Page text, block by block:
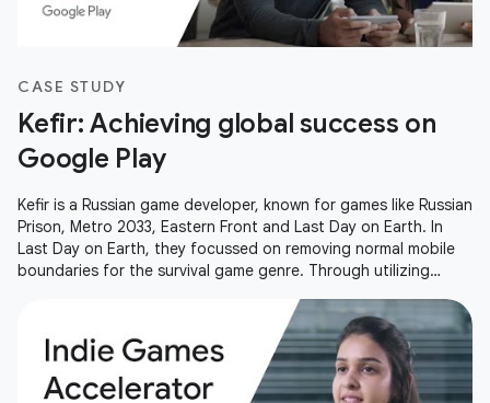
CASE STUDY
Kefir: Achieving global success on
Google Play
Kefir is a Russian game developer, known for games like Russian
Prison, Metro 2033, Eastern Front and Last Day on Earth. In
Last Day on Earth, they focussed on removing normal mobile
boundaries for the survival game genre. Through utilizing
gaming community, Kefir have helped set a new standard for
the mobile survival game experience and been able to take
their game to a global audience.